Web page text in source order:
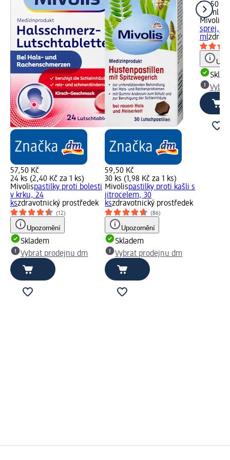
57,50 Kč
24 ks (2,40 Kč za 1 ks)
Mivolispastilky proti bolesti
v krku, 24
kszdravotnický prostředek
(12)
Upozornění
Skladem
Vybrat prodejnu dm
59,50 Kč
30 ks (1,98 Kč za 1 ks)
Mivolispastilky proti kašli s
jitrocelem, 30
kszdravotnický prostředek
(86)
Upozornění
Skladem
Vybrat prodejnu dm
74,50 Kč
20 ml
Mivolis
sprej, 20
ml